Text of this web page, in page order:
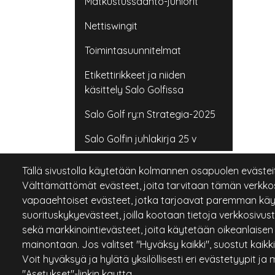
Tällä sivustolla käytetään kolmannen osapuolen
Välttämättömät evästeet, joita tarvitaan tämän
vapaaehtoiset evästeet, jotka tarjoavat paremman
suorituskykyevästeet, joilla kootaan tietoja
sekä markkinointievästeet, joita käytetään
mainontaan. Jos valitset "Hyväksy kaikki", suostut
Voit hyväksyä ja hylätä yksilöllisesti eri evästetyypit ja
Nettiswingit
Toimintasuunnitelmat
Etikettirikkeet ja niiden
käsittely Salo Golfissa
Salo Golf ry:n Strategia-2025
Salo Golfin juhlakirja 25 v